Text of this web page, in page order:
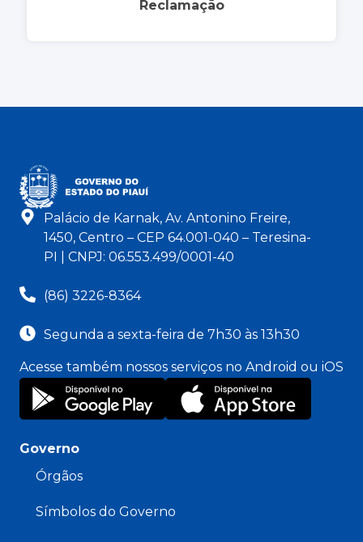
Reclamação
Palácio de Karnak, Av. Antonino Freire,
1450, Centro – CEP 64.001-040 – Teresina-
PI | CNPJ: 06.553.499/0001-40
(86) 3226-8364
Segunda a sexta-feira de 7h30 às 13h30
Acesse também nossos serviços no Android ou iOS
Governo
Órgãos
Símbolos do Governo